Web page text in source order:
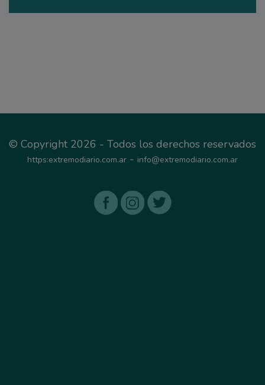
© Copyright 2026 - Todos los derechos reservados
https:extremodiario.com.ar - info@extremodiario.com.ar